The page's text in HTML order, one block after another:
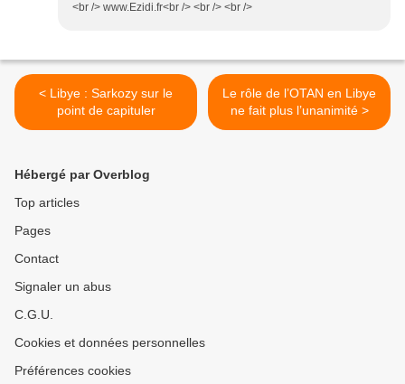
<br /> www.Ezidi.fr<br /> <br /> <br />
< Libye : Sarkozy sur le
point de capituler
Le rôle de l’OTAN en Libye
ne fait plus l’unanimité >
Hébergé par Overblog
Top articles
Pages
Contact
Signaler un abus
C.G.U.
Cookies et données personnelles
Préférences cookies